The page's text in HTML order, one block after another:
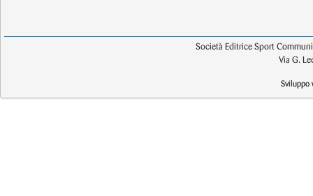
Società Editrice Sport
Via G.
Sviluppo